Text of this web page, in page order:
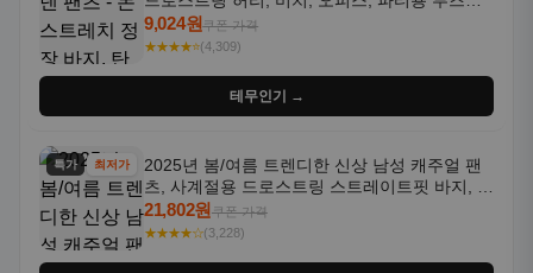
트라우저 - 세탁기 사용 가능한 캐주얼 정장 의
상
9,024원쿠폰 가격
★★★★⭐(4,309)
테무인기 →
특가 최저가
2025년 봄/여름 트렌디한 신상 남성 캐주얼 팬
츠, 사계절용 드로스트링 스트레이트핏 바지, 한
국 스타일, 활용도 높은 아웃도어 및 정장용, 발
목 바지
21,802원쿠폰 가격
★★★★☆(3,228)